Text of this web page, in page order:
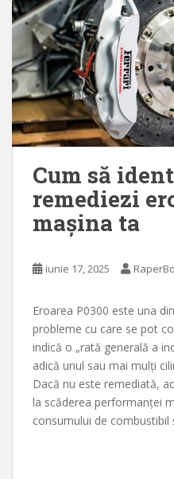
Cum să
remediezi
mașina ta
iunie 17, 2025
Eroarea P0300 este una
probleme cu care se pot
indică o „rată generală a
adică unul sau mai mulți
Dacă nu este remediată,
la scăderea performanței
consumului de